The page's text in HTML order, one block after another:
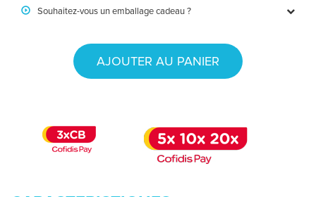
Souhaitez-vous un emballage cadeau ?
AJOUTER AU PANIER